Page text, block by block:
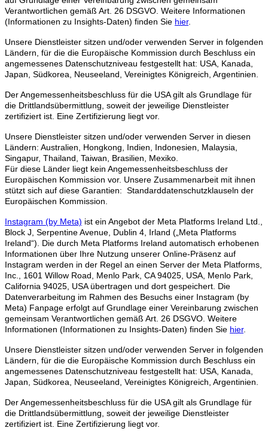
Verantwortlichen gemäß Art. 26 DSGVO. Weitere Informationen
(Informationen zu Insights-Daten) finden Sie hier.
Unsere Dienstleister sitzen und/oder verwenden Server in folgenden
Ländern, für die die Europäische Kommission durch Beschluss ein
angemessenes Datenschutzniveau festgestellt hat: USA, Kanada,
Japan, Südkorea, Neuseeland, Vereinigtes Königreich, Argentinien.
Der Angemessenheitsbeschluss für die USA gilt als Grundlage für
die Drittlandsübermittlung, soweit der jeweilige Dienstleister
zertifiziert ist. Eine Zertifizierung liegt vor.
Unsere Dienstleister sitzen und/oder verwenden Server in diesen
Ländern: Australien, Hongkong, Indien, Indonesien, Malaysia,
Singapur, Thailand, Taiwan, Brasilien, Mexiko.
Für diese Länder liegt kein Angemessenheitsbeschluss der
Europäischen Kommission vor. Unsere Zusammenarbeit mit ihnen
stützt sich auf diese Garantien: Standarddatenschutzklauseln der
Europäischen Kommission.
Instagram (by Meta) ist ein Angebot der Meta Platforms Ireland Ltd.,
Block J, Serpentine Avenue, Dublin 4, Irland („Meta Platforms
Ireland“). Die durch Meta Platforms Ireland automatisch erhobenen
Informationen über Ihre Nutzung unserer Online-Präsenz auf
Instagram werden in der Regel an einen Server der Meta Platforms,
Inc., 1601 Willow Road, Menlo Park, CA 94025, USA, Menlo Park,
California 94025, USA übertragen und dort gespeichert. Die
Datenverarbeitung im Rahmen des Besuchs einer Instagram (by
Meta) Fanpage erfolgt auf Grundlage einer Vereinbarung zwischen
gemeinsam Verantwortlichen gemäß Art. 26 DSGVO. Weitere
Informationen (Informationen zu Insights-Daten) finden Sie hier.
Unsere Dienstleister sitzen und/oder verwenden Server in folgenden
Ländern, für die die Europäische Kommission durch Beschluss ein
angemessenes Datenschutzniveau festgestellt hat: USA, Kanada,
Japan, Südkorea, Neuseeland, Vereinigtes Königreich, Argentinien.
Der Angemessenheitsbeschluss für die USA gilt als Grundlage für
die Drittlandsübermittlung, soweit der jeweilige Dienstleister
zertifiziert ist. Eine Zertifizierung liegt vor.